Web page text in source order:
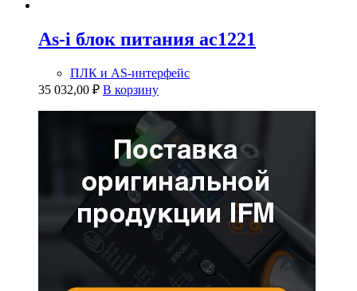
As-i блок питания ac1221
ПЛК и AS-интерфейс
35 032,00 ₽ В корзину